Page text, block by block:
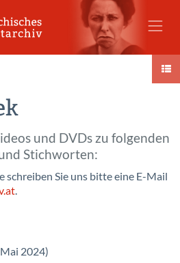
und DVDs zu folgenden
Stichworten:
Sie uns bitte eine E-Mail
.
2024)